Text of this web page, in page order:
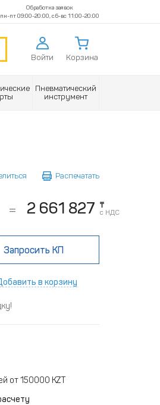
Обработка заявок
пн-пт 09:00-20:00, сб-вс 11:00-20:00
Войти Корзина
Пневматический
инструмент
Распечатать
2 661 827
₸
с НДС
Запросить КП
в корзину
от 150000 KZT